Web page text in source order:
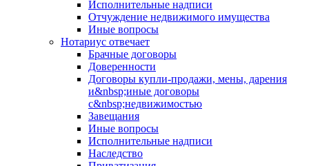
Исполнительные надписи
Отчуждение недвижимого имущества
Иные вопросы
Нотариус отвечает
Брачные договоры
Доверенности
Договоры купли-продажи, мены, дарения
и&nbsp;иные договоры
с&nbsp;недвижимостью
Завещания
Иные вопросы
Исполнительные надписи
Наследство